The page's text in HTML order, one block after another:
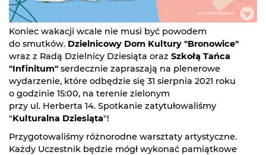
Koniec wakacji wcale nie musi być powodem
do smutków. Dzielnicowy Dom Kultury "Bronowice"
wraz z Radą Dzielnicy Dziesiąta oraz Szkołą Tańca
"Infinitum" serdecznie zapraszają na plenerowe
wydarzenie, które odbędzie się 31 sierpnia 2021 roku
o godzinie 15:00, na terenie zielonym
przy ul. Herberta 14. Spotkanie zatytułowaliśmy
"Kulturalna Dziesiąta"!
Przygotowaliśmy różnorodne warsztaty artystyczne.
Każdy Uczestnik będzie mógł wykonać pamiątkowe